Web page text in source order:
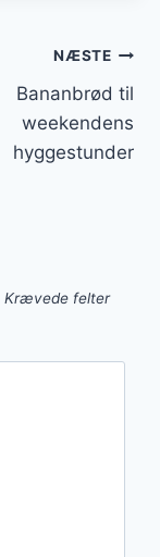
NÆSTE
Bananbrød til
weekendens
hyggestunder
Krævede felter